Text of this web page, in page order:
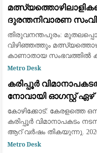
മുകളിലെ മ
ദുരന്തനിവാരണ
പരാജയപ്പെട്ടു;
പെരേര
തിരുവനന്തപുരം:
വിഴിഞ്ഞത്തും
കാണാതായ സംഭവത്തില്‍
വിമര്‍ശനവുമായി ലത്തീന്‍
ഭരണകൂടത്തിന്റെ കെടുകാര്
Metro Desk
കരിപ്പൂർ
നോവായി ഓഗസ്റ്റ് ഏഴ്
കോഴിക്കോട്: കേരളത്തെ
കരിപ്പൂർ വിമാനാപകടം
ആറ് വർഷം തികയുന്നു. 2020
കനത്ത മഴയത്ത് ദുബായിൽ
Metro Desk